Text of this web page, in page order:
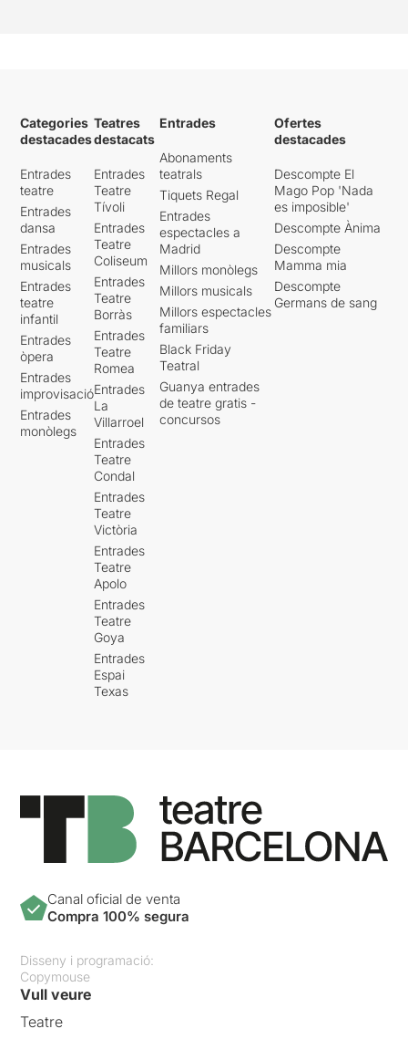
Categories
destacades
Entrades
teatre
Entrades
dansa
Entrades
musicals
Entrades
teatre
infantil
Entrades
òpera
Entrades
improvisació
Entrades
monòlegs
Teatres
destacats
Entrades
Teatre
Tívoli
Entrades
Teatre
Coliseum
Entrades
Teatre
Borràs
Entrades
Teatre
Romea
Entrades
La
Villarroel
Entrades
Teatre
Condal
Entrades
Teatre
Victòria
Entrades
Teatre
Apolo
Entrades
Teatre
Goya
Entrades
Espai
Texas
Entrades
Abonaments
teatrals
Tiquets Regal
Entrades
espectacles a
Madrid
Millors monòlegs
Millors musicals
Millors espectacles
familiars
Black Friday
Teatral
Guanya entrades
de teatre gratis -
concursos
Ofertes
destacades
Descompte El
Mago Pop 'Nada
es imposible'
Descompte Ànima
Descompte
Mamma mia
Descompte
Germans de sang
Canal oficial de venta
Compra 100% segura
Disseny i programació:
Copymouse
Vull veure
Teatre